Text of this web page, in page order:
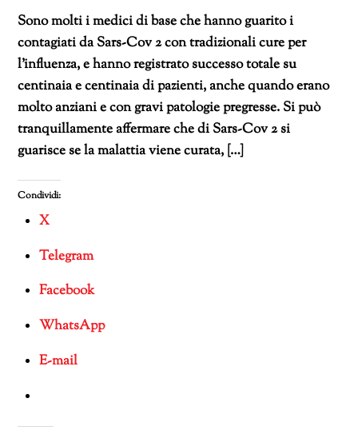
Sono molti i medici di base che hanno guarito i
contagiati da Sars-Cov 2 con tradizionali cure per
l’influenza, e hanno registrato successo totale su
centinaia e centinaia di pazienti, anche quando erano
molto anziani e con gravi patologie pregresse. Si può
tranquillamente affermare che di Sars-Cov 2 si
guarisce se la malattia viene curata, […]
Condividi:
X
Telegram
Facebook
WhatsApp
E-mail